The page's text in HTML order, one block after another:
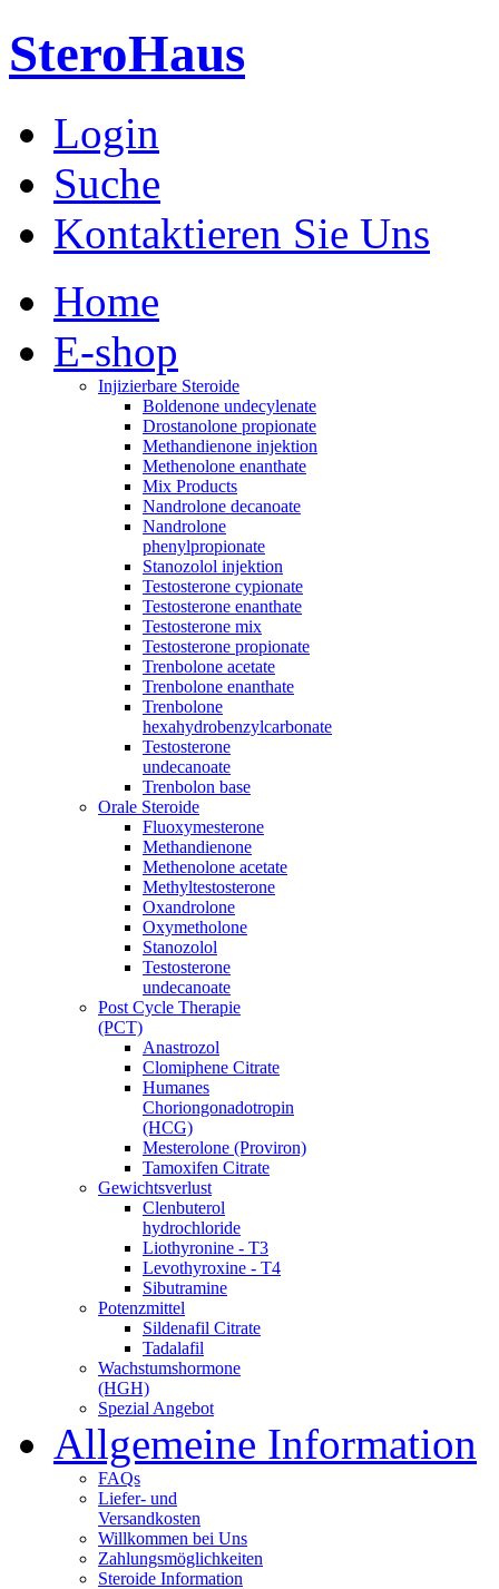
SteroHaus
Login
Suche
Kontaktieren Sie Uns
Home
E-shop
Injizierbare Steroide
Boldenone undecylenate
Drostanolone propionate
Methandienone injektion
Methenolone enanthate
Mix Products
Nandrolone decanoate
Nandrolone
phenylpropionate
Stanozolol injektion
Testosterone cypionate
Testosterone enanthate
Testosterone mix
Testosterone propionate
Trenbolone acetate
Trenbolone enanthate
Trenbolone
hexahydrobenzylcarbonate
Testosterone
undecanoate
Trenbolon base
Orale Steroide
Fluoxymesterone
Methandienone
Methenolone acetate
Methyltestosterone
Oxandrolone
Oxymetholone
Stanozolol
Testosterone
undecanoate
Post Cycle Therapie
(PCT)
Anastrozol
Clomiphene Citrate
Humanes
Choriongonadotropin
(HCG)
Mesterolone (Proviron)
Tamoxifen Citrate
Gewichtsverlust
Clenbuterol
hydrochloride
Liothyronine - T3
Levothyroxine - T4
Sibutramine
Potenzmittel
Sildenafil Citrate
Tadalafil
Wachstumshormone
(HGH)
Spezial Angebot
Allgemeine Information
FAQs
Liefer- und
Versandkosten
Willkommen bei Uns
Zahlungsmöglichkeiten
Steroide Information